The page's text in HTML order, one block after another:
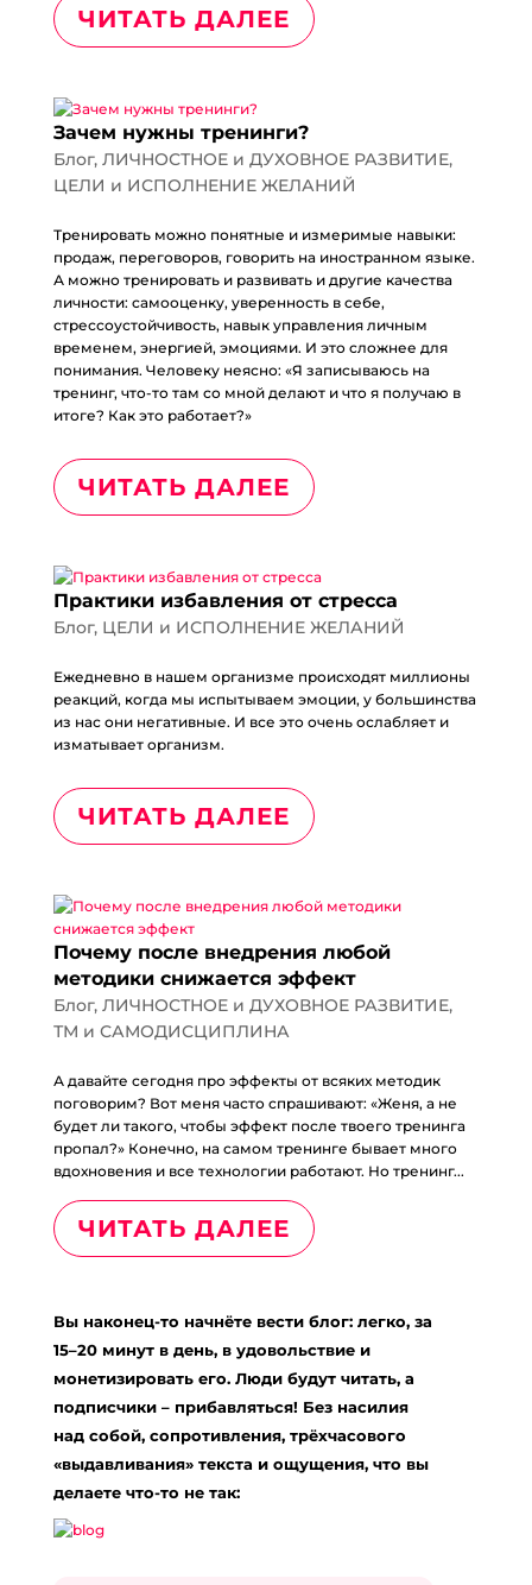
ЧИТАТЬ ДАЛЕЕ
Зачем нужны тренинги?
Блог, ЛИЧНОСТНОЕ и ДУХОВНОЕ РАЗВИТИЕ,
ЦЕЛИ и ИСПОЛНЕНИЕ ЖЕЛАНИЙ
Тренировать можно понятные и измеримые навыки:
продаж, переговоров, говорить на иностранном языке.
А можно тренировать и развивать и другие качества
личности: самооценку, уверенность в себе,
стрессоустойчивость, навык управления личным
временем, энергией, эмоциями. И это сложнее для
понимания. Человеку неясно: «Я записываюсь на
тренинг, что-то там со мной делают и что я получаю в
итоге? Как это работает?»
ЧИТАТЬ ДАЛЕЕ
Практики избавления от стресса
Блог, ЦЕЛИ и ИСПОЛНЕНИЕ ЖЕЛАНИЙ
Ежедневно в нашем организме происходят миллионы
реакций, когда мы испытываем эмоции, у большинства
из нас они негативные. И все это очень ослабляет и
изматывает организм.
ЧИТАТЬ ДАЛЕЕ
Почему после внедрения любой
методики снижается эффект
Блог, ЛИЧНОСТНОЕ и ДУХОВНОЕ РАЗВИТИЕ,
ТМ и САМОДИСЦИПЛИНА
А давайте сегодня про эффекты от всяких методик
поговорим? Вот меня часто спрашивают: «Женя, а не
будет ли такого, чтобы эффект после твоего тренинга
пропал?» Конечно, на самом тренинге бывает много
вдохновения и все технологии работают. Но тренинг...
ЧИТАТЬ ДАЛЕЕ
Вы наконец-то начнёте вести блог: легко, за
15–20 минут в день, в удовольствие и
монетизировать его. Люди будут читать, а
подписчики – прибавляться! Без насилия
над собой, сопротивления, трёхчасового
«выдавливания» текста и ощущения, что вы
делаете что-то не так: